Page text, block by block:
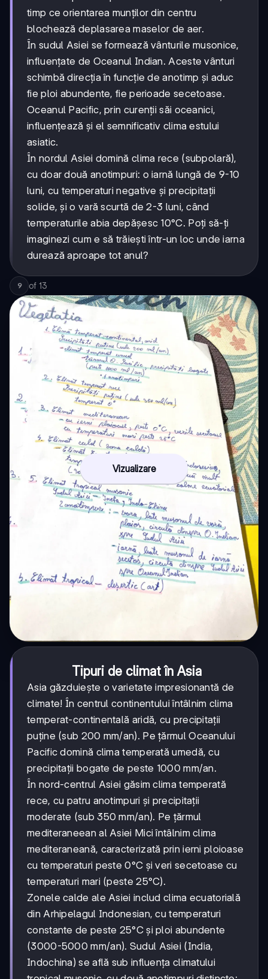
timp ce orientarea munților din centru
blochează deplasarea maselor de aer.
În sudul Asiei se formează vânturile musonice,
influențate de Oceanul Indian. Aceste vânturi
schimbă direcția în funcție de anotimp și aduc
fie ploi abundente, fie perioade secetoase.
Oceanul Pacific, prin curenții săi oceanici,
influențează și el semnificativ clima estului
asiatic.
În nordul Asiei domină clima rece (subpolară),
cu doar două anotimpuri: o iarnă lungă de 9-10
luni, cu temperaturi negative și precipitații
solide, și o vară scurtă de 2-3 luni, când
temperaturile abia depășesc 10°C. Poți să-ți
imaginezi cum e să trăiești într-un loc unde iarna
durează aproape tot anul?
9 of 13
Vizualizare
Tipuri de climat în Asia
Asia găzduiește o varietate impresionantă de
climate! În centrul continentului întâlnim clima
temperat-continentală aridă, cu precipitații
puține (sub 200 mm/an). Pe țărmul Oceanului
Pacific domină clima temperată umedă, cu
precipitații bogate de peste 1000 mm/an.
În nord-centrul Asiei găsim clima temperată
rece, cu patru anotimpuri și precipitații
moderate (sub 350 mm/an). Pe țărmul
mediteraneean al Asiei Mici întâlnim clima
mediteraneană, caracterizată prin ierni ploioase
cu temperaturi peste 0°C și veri secetoase cu
temperaturi mari (peste 25°C).
Zonele calde ale Asiei includ clima ecuatorială
din Arhipelagul Indonesian, cu temperaturi
constante de peste 25°C și ploi abundente
(3000-5000 mm/an). Sudul Asiei (India,
Indochina) se află sub influența climatului